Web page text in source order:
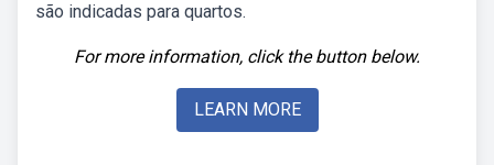
são indicadas para quartos.
For more information, click the button below.
LEARN MORE